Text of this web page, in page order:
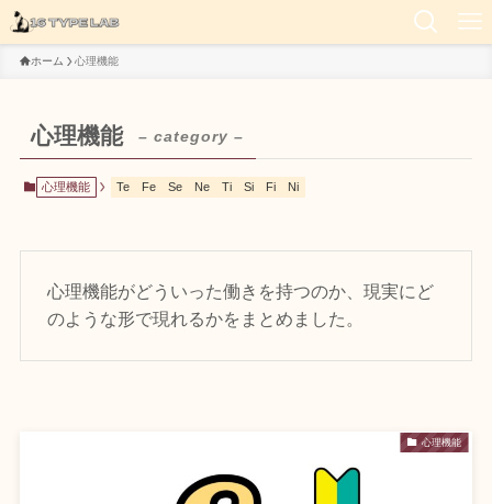
ホーム 心理機能
心理機能 – category –
心理機能 Te Fe Se Ne Ti Si Fi Ni
心理機能がどういった働きを持つのか、現実にど
のような形で現れるかをまとめました。
心理機能